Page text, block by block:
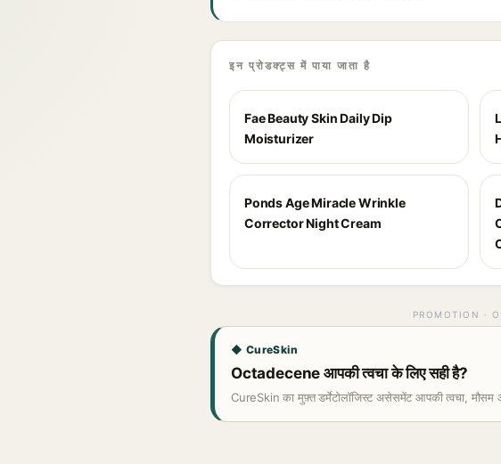
इन प्रोडक्ट्स में पाया जाता है
Fae Beauty Skin Daily Dip
Moisturizer
Ponds Age Miracle Wrinkle
Corrector Night Cream
PROMOTION ·
◆ CureSkin
Octadecene आपकी त्वचा के लिए सही है?
CureSkin का मुफ़्त डर्मेटोलॉजिस्ट असेसमेंट आपकी त्वचा, मौसम